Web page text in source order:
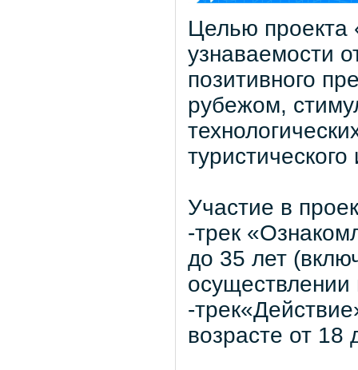
Целью проекта
узнаваемости
позитивного
рубежом,
Участие в
-трек
до 35 лет
осуществлении
-
возрасте от 18